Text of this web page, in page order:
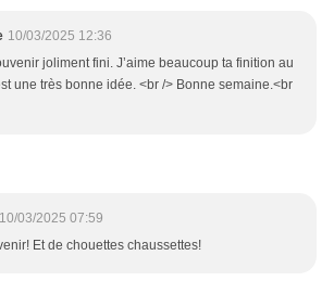
10/03/2025 12:36
joliment fini. J’aime beaucoup ta finition au
une très bonne idée. <br /> Bonne semaine.<br
10/03/2025 07:59
Et de chouettes chaussettes!